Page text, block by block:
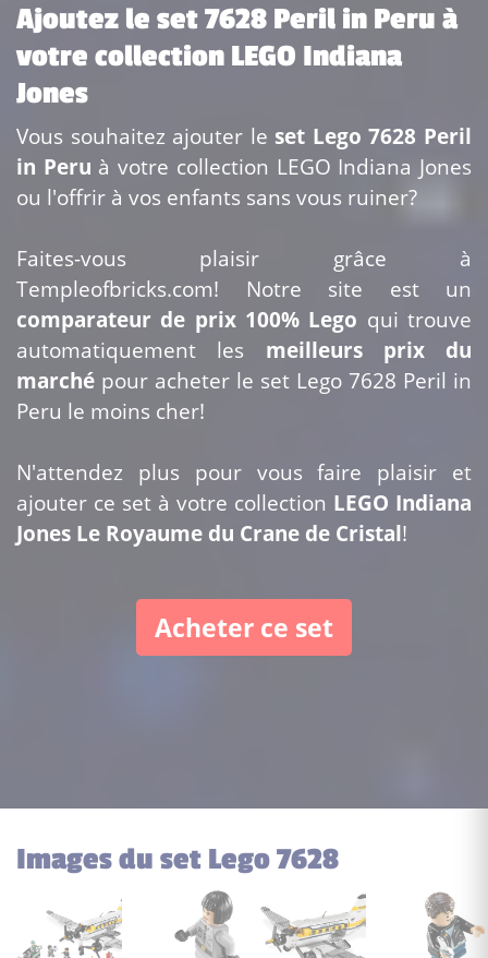
Ajoutez le set 7628 Peril in Peru à
votre collection LEGO Indiana
Jones
Vous souhaitez ajouter le set Lego 7628 Peril
in Peru à votre collection LEGO Indiana Jones
ou l'offrir à vos enfants sans vous ruiner?
Faites-vous plaisir grâce à
Templeofbricks.com! Notre site est un
comparateur de prix 100% Lego qui trouve
automatiquement les meilleurs prix du
marché pour acheter le set Lego 7628 Peril in
Peru le moins cher!
N'attendez plus pour vous faire plaisir et
ajouter ce set à votre collection LEGO Indiana
Jones Le Royaume du Crane de Cristal!
Acheter ce set
Images du set Lego 7628